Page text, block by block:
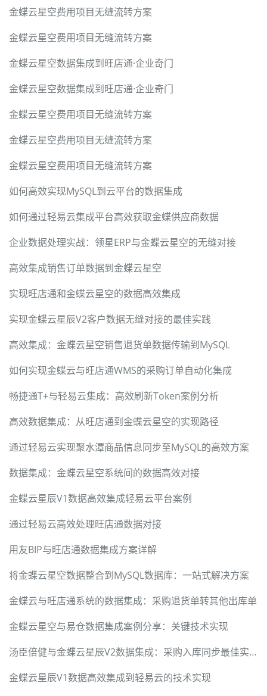
金蝶云星空费用项目无缝流转方案
金蝶云星空费用项目无缝流转方案
金蝶云星空数据集成到旺店通·企业奇门
金蝶云星空数据集成到旺店通·企业奇门
金蝶云星空费用项目无缝流转方案
金蝶云星空费用项目无缝流转方案
金蝶云星空费用项目无缝流转方案
如何高效实现MySQL到云平台的数据集成
如何通过轻易云集成平台高效获取金蝶供应商数据
企业数据处理实战：领星ERP与金蝶云星空的无缝对接
高效集成销售订单数据到金蝶云星空
实现旺店通和金蝶云星空的数据高效集成
实现金蝶云星辰V2客户数据无缝对接的最佳实践
高效集成：金蝶云星空销售退货单数据传输到MySQL
如何实现金蝶云与旺店通WMS的采购订单自动化集成
畅捷通T+与轻易云集成：高效刷新Token案例分析
高效数据集成：从旺店通到金蝶云星空的实现路径
通过轻易云实现聚水潭商品信息同步至MySQL的高效方案
数据集成：金蝶云星空系统间的数据高效对接
金蝶云星辰V1数据高效集成轻易云平台案例
通过轻易云高效处理旺店通数据对接
用友BIP与旺店通数据集成方案详解
将金蝶云星空数据整合到MySQL数据库：一站式解决方案
金蝶云与旺店通系统的数据集成：采购退货单转其他出库单
金蝶云星空与易仓数据集成案例分享：关键技术实现
汤臣倍健与金蝶云星辰V2数据集成：采购入库同步最佳实践
金蝶云星辰V1数据高效集成到轻易云的技术实现